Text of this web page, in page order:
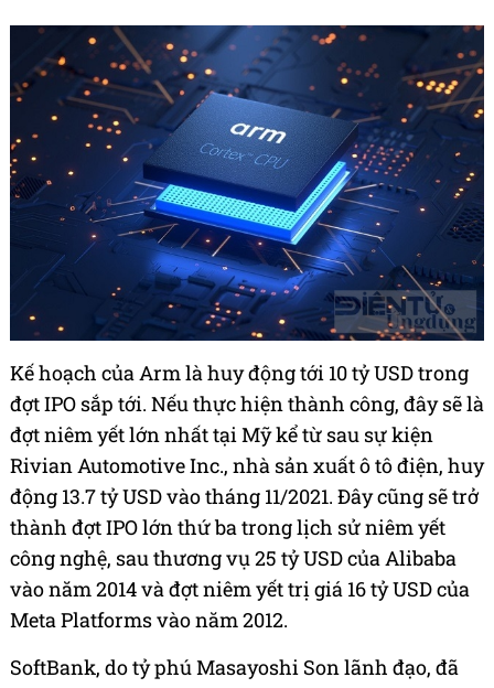
Kế hoạch của Arm là huy động tới 10 tỷ USD trong
đợt IPO sắp tới. Nếu thực hiện thành công, đây sẽ là
đợt niêm yết lớn nhất tại Mỹ kể từ sau sự kiện
Rivian Automotive Inc., nhà sản xuất ô tô điện, huy
động 13.7 tỷ USD vào tháng 11/2021. Đây cũng sẽ trở
thành đợt IPO lớn thứ ba trong lịch sử niêm yết
công nghệ, sau thương vụ 25 tỷ USD của Alibaba
vào năm 2014 và đợt niêm yết trị giá 16 tỷ USD của
Meta Platforms vào năm 2012.
SoftBank, do tỷ phú Masayoshi Son lãnh đạo, đã